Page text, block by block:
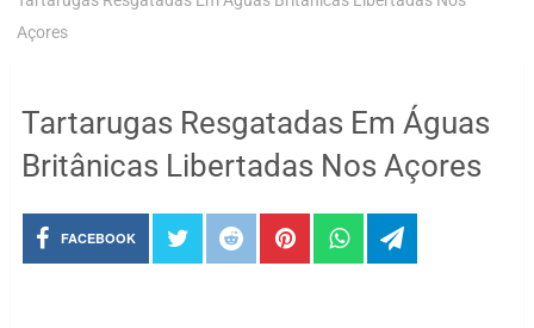
Açores
Tartarugas Resgatadas Em Águas
Britânicas Libertadas Nos Açores
FACEBOOK